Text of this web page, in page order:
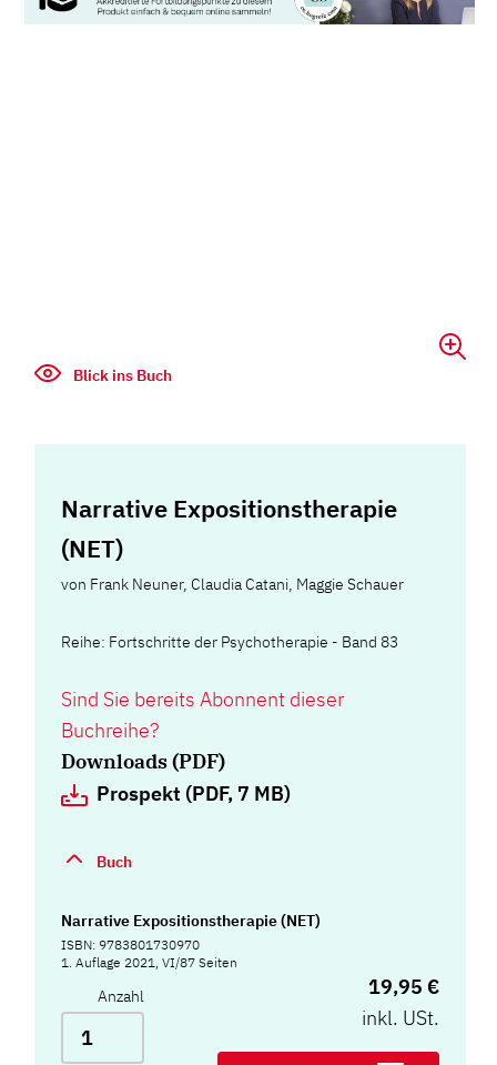
Blick ins Buch
Narrative Expositionstherapie
(NET)
von Frank Neuner,Claudia Catani, Maggie Schauer
Reihe: Fortschritte der Psychotherapie - Band 83
Sind Sie bereits Abonnent dieser
Buchreihe?
Downloads (PDF)
Prospekt (PDF, 7 MB)
Buch
Narrative Expositionstherapie (NET)
ISBN: 9783801730970
1. Auflage 2021, VI/87 Seiten
Anzahl
19,95 €
inkl. USt.